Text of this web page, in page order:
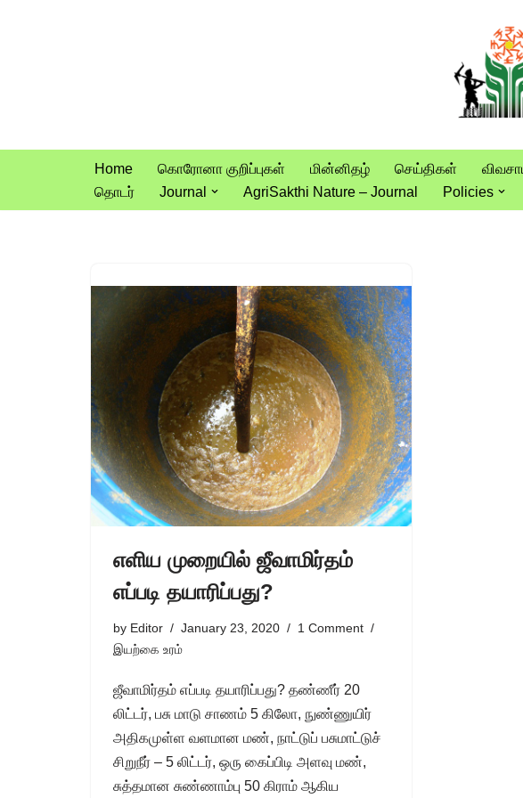
Home கொரோனா குறிப்புகள் மின்னிதழ் செய்திகள்
தொடர்
Journal AgriSakthi Nature – Journal Policies
எளிய முறையில் ஜீவாமிர்தம்
எப்படி தயாரிப்பது?
by Editor January 23, 2020
1 Comment
இயற்கை உரம்
ஜீவாமிர்தம் எப்படி தயாரிப்பது? தண்ணீர் 20
லிட்டர், பசு மாடு சாணம் 5 கிலோ, நுண்ணுயிர்
அதிகமுள்ள வளமான மண், நாட்டுப் பசுமாட்டுச்
சிறுநீர் – 5 லிட்டர், ஒரு கைப்பிடி அளவு மண்,
சுத்தமான சுண்ணாம்பு 50 கிராம் ஆகிய